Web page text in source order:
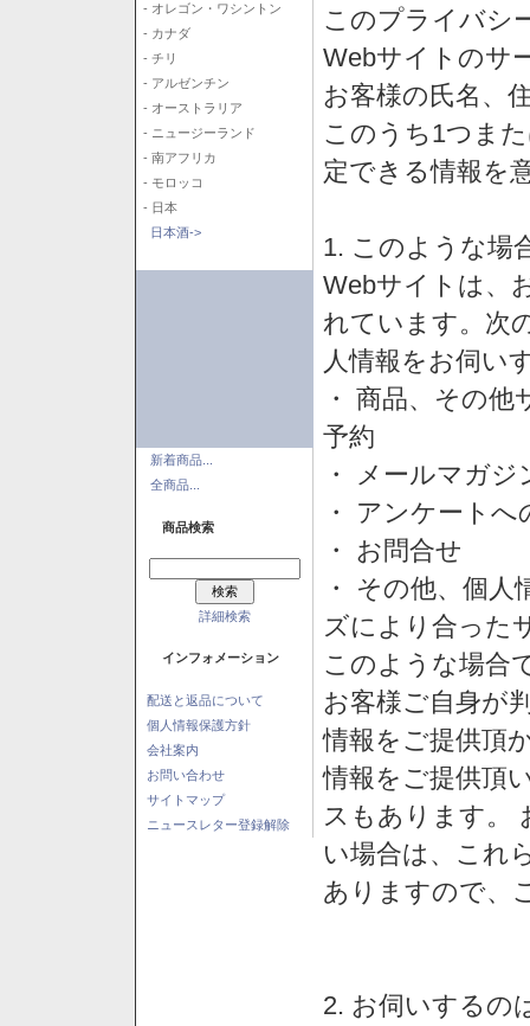
- オレゴン・ワシントン
- カナダ
- チリ
- アルゼンチン
- オーストラリア
- ニュージーランド
- 南アフリカ
- モロッコ
- 日本
日本酒->
新着商品...
全商品...
商品検索
詳細検索
インフォメーション
配送と返品について
個人情報保護方針
会社案内
お問い合わせ
サイトマップ
ニュースレター登録解除
このプライバシ
Webサイトのサ
お客様の氏名、
このうち1つま
定できる情報を
1. このような場
Webサイトは、
れています。次
人情報をお伺い
・ 商品、その
予約
・ メールマガ
・ アンケートへ
・ お問合せ
・ その他、個
ズにより合った
このような場合
お客様ご自身が
情報をご提供頂
情報をご提供頂
スもあります。
い場合は、これ
ありますので、
2. お伺いするの